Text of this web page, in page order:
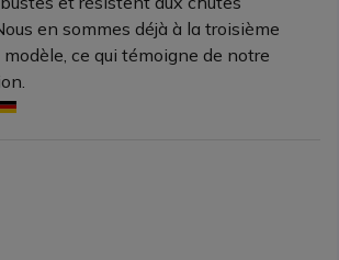
en sommes déjà à la troisième
ce qui témoigne de notre